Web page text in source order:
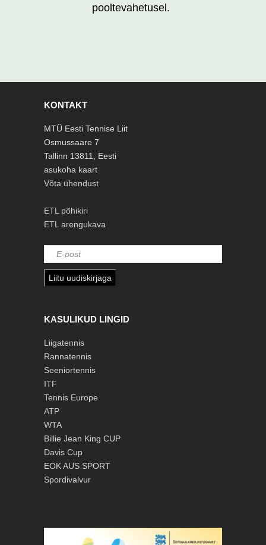
pooltevahetusel.
KONTAKT
MTÜ Eesti Tennise Liit
Osmussaare 7
Tallinn 13811, Eesti
asukoha kaart
Võta ühendust
ETL põhikiri
ETL arengukava
Liitu uudiskirjaga
KASULIKUD LINGID
Liigatennis
Rannatennis
Seeniortennis
ITF
Tennis Europe
ATP
WTA
Billie Jean King CUP
Davis Cup
EOKAUS SPORT
Spordivalvur